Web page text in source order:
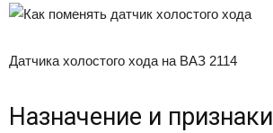
Датчика холостого хода на ВАЗ 2114
Назначение и признаки